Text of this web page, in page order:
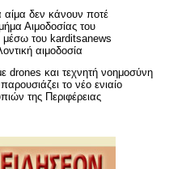
αίμα δεν κάνουν ποτέ
Αιμοδοσίας του
μέσω του karditsanews
αιμοδοσία
drones και τεχνητή νοημοσύνη
το νέο ενιαίο
της Περιφέρειας